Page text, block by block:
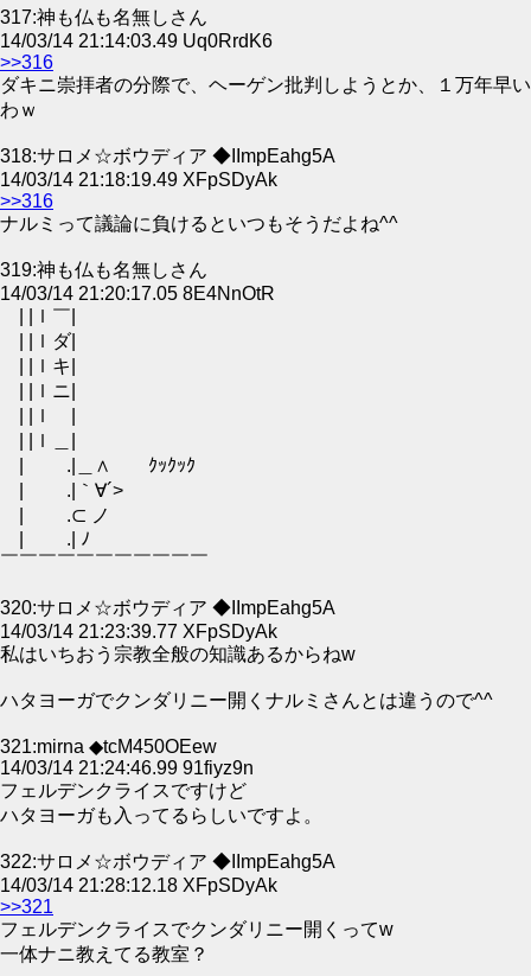
317:神も仏も名無しさん
14/03/14 21:14:03.49 Uq0RrdK6
>>316
ダキニ崇拝者の分際で、ヘーゲン批判しようとか、１万年早い
わｗ
318:サロメ☆ボウディア ◆IImpEahg5A
14/03/14 21:18:19.49 XFpSDyAk
>>316
ナルミって議論に負けるといつもそうだよね^^
319:神も仏も名無しさん
14/03/14 21:20:17.05 8E4NnOtR
| |ｌ￣|
| |ｌダ|
| |ｌキ|
| |ｌニ|
| |ｌ |
| |ｌ＿|
| .|＿∧ ｸｯｸｯｸ
| .|｀∀´>
| .⊂ ノ
| .| ﾉ
￣￣￣￣￣￣￣￣￣￣￣
320:サロメ☆ボウディア ◆IImpEahg5A
14/03/14 21:23:39.77 XFpSDyAk
私はいちおう宗教全般の知識あるからねw
ハタヨーガでクンダリニー開くナルミさんとは違うので^^
321:mirna ◆tcM450OEew
14/03/14 21:24:46.99 91fiyz9n
フェルデンクライスですけど
ハタヨーガも入ってるらしいですよ。
322:サロメ☆ボウディア ◆IImpEahg5A
14/03/14 21:28:12.18 XFpSDyAk
>>321
フェルデンクライスでクンダリニー開くってw
一体ナニ教えてる教室？